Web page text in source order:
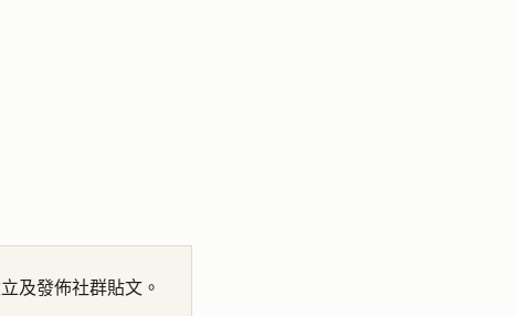
及發佈社群貼文 。